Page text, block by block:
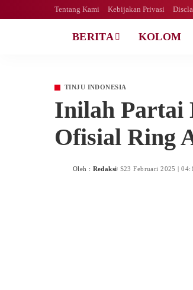
Tentang Kami Kebijakan Privasi
BERITA KOLOM
TINJU INDONESIA
Inilah Partai
Ring ATI
Posted
Oleh : Redaksi 23 Februari 2025 |